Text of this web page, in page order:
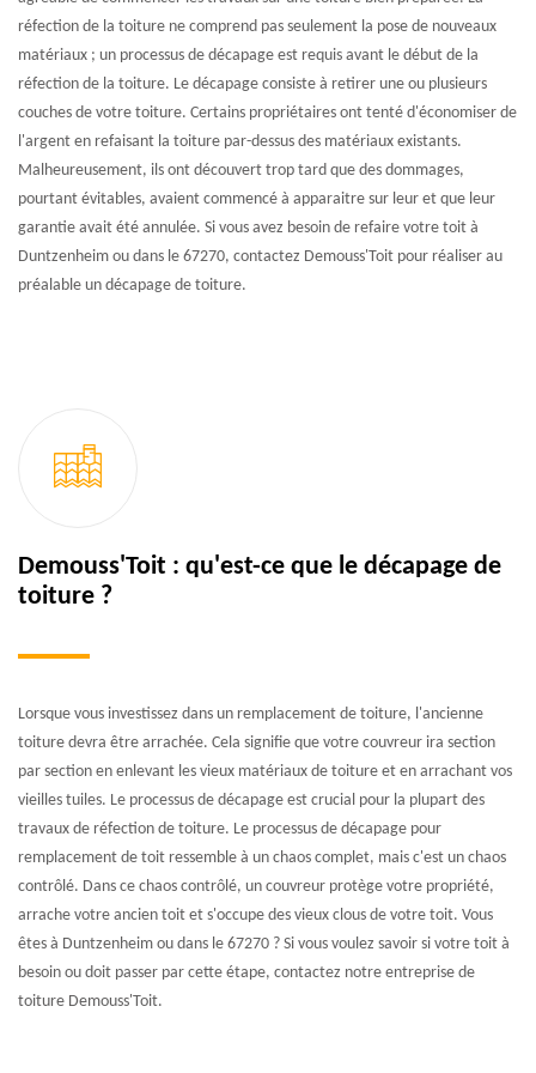
réfection de la toiture ne comprend pas seulement la pose de nouveaux
matériaux ; un processus de décapage est requis avant le début de la
réfection de la toiture. Le décapage consiste à retirer une ou plusieurs
couches de votre toiture. Certains propriétaires ont tenté d'économiser de
l'argent en refaisant la toiture par-dessus des matériaux existants.
Malheureusement, ils ont découvert trop tard que des dommages,
pourtant évitables, avaient commencé à apparaitre sur leur et que leur
garantie avait été annulée. Si vous avez besoin de refaire votre toit à
Duntzenheim ou dans le 67270, contactez Demouss'Toit pour réaliser au
préalable un décapage de toiture.
Demouss'Toit : qu'est-ce que le décapage de
toiture ?
Lorsque vous investissez dans un remplacement de toiture, l'ancienne
toiture devra être arrachée. Cela signifie que votre couvreur ira section
par section en enlevant les vieux matériaux de toiture et en arrachant vos
vieilles tuiles. Le processus de décapage est crucial pour la plupart des
travaux de réfection de toiture. Le processus de décapage pour
remplacement de toit ressemble à un chaos complet, mais c'est un chaos
contrôlé. Dans ce chaos contrôlé, un couvreur protège votre propriété,
arrache votre ancien toit et s'occupe des vieux clous de votre toit. Vous
êtes à Duntzenheim ou dans le 67270 ? Si vous voulez savoir si votre toit à
besoin ou doit passer par cette étape, contactez notre entreprise de
toiture Demouss'Toit.